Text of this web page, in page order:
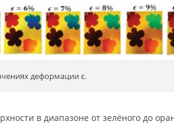
деформации ε.
в диапазоне от зелёного до